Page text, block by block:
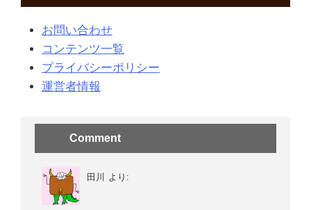
お問い合わせ
コンテンツ一覧
プライバシーポリシー
運営者情報
Comment
田川 より: